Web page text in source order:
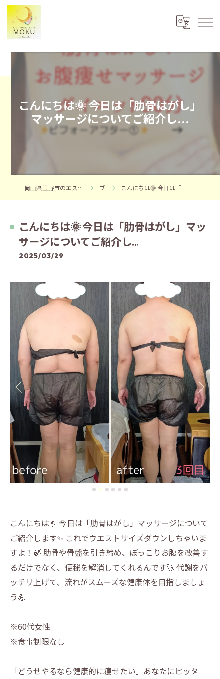
こんにちは🌞 今日は「肋骨はがし」
マッサージについてご紹介し...
岡山県玉野市のエステならフェイシャルエステサロンMOKU ブログ こんにちは🌞 今日は「肋骨はがし」マッサージについてご紹介し...
こんにちは🌞 今日は「肋骨はがし」マッ
サージについてご紹介し...
2025/03/29
こんにちは🌞 今日は「肋骨はがし」マッサージについて
ご紹介します✨ これでウエストサイズダウンしちゃいま
すよ！🍃 肋骨や骨盤を引き締め、ぽっこりお腹を改善す
るだけでなく、便秘を解消してくれるんです🚀 代謝をバ
ッチリ上げて、流れがスムーズな健康体を目指しましょ
う💪
※60代女性
※食事制限なし
「どうせやるなら健康的に痩せたい」あなたにピッタ